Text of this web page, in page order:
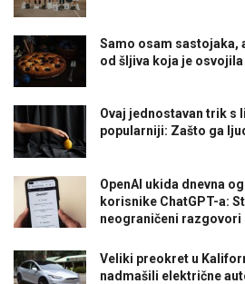
Samo osam sastojaka,
od šljiva koja je
Ovaj jednostavan trik s
popularniji: Zašto ga
OpenAI ukida dnevna
korisnike ChatGPT-a:
neograničeni razgovori
Veliki preokret u
nadmašili električne